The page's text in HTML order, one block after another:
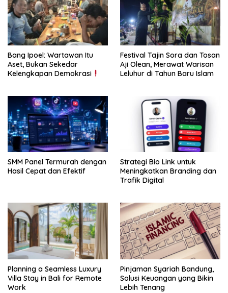
Bang Ipoel: Wartawan Itu
Aset, Bukan Sekedar
Kelengkapan Demokrasi
Festival Tajin Sora dan Tosan
Aji Olean, Merawat Warisan
Leluhur di Tahun Baru Islam
SMM Panel Termurah dengan
Hasil Cepat dan Efektif
Strategi Bio Link untuk
Meningkatkan Branding dan
Trafik Digital
Planning a Seamless Luxury
Villa Stay in Bali for Remote
Work
Pinjaman Syariah Bandung,
Solusi Keuangan yang Bikin
Lebih Tenang